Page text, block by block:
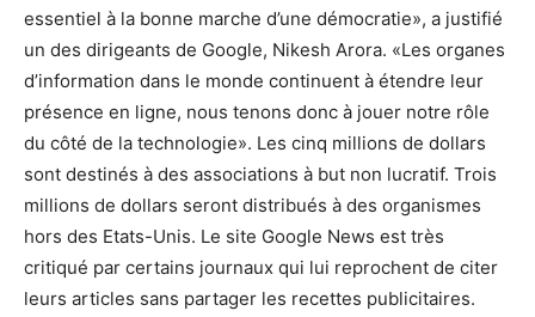
essentiel à la bonne marche d’une démocratie», a justifié
un des dirigeants de Google, Nikesh Arora. «Les organes
d’information dans le monde continuent à étendre leur
présence en ligne, nous tenons donc à jouer notre rôle
du côté de la technologie». Les cinq millions de dollars
sont destinés à des associations à but non lucratif. Trois
millions de dollars seront distribués à des organismes
hors des Etats-Unis. Le site Google News est très
critiqué par certains journaux qui lui reprochent de citer
leurs articles sans partager les recettes publicitaires.